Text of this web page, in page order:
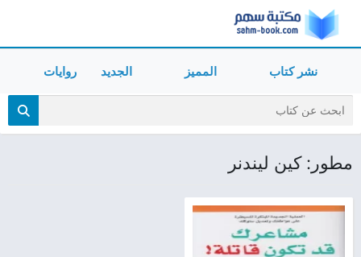
نشر كتاب المميز الجديد روايات
مطور: كين ليندنر